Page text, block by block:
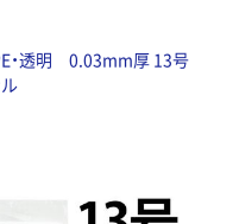
・透明 0.03mm厚 13号